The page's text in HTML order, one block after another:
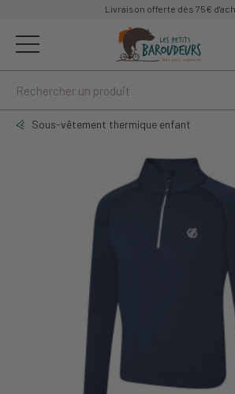
Livraison offerte dès 75€
Sous-vêtement thermique enfant